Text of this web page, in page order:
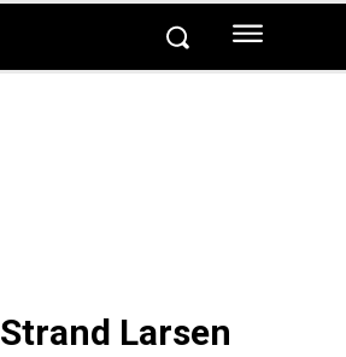
Strand Larsen